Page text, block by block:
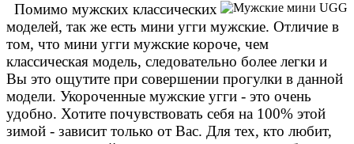
Помимо мужских классических
моделей, так же есть мини угги мужские. Отличие в
том, что мини угги мужские короче, чем
классическая модель, следовательно более легки и
Вы это ощутите при совершении прогулки в данной
модели. Укороченные мужские угги - это очень
удобно. Хотите почувствовать себя на 100% этой
зимой - зависит только от Вас. Для тех, кто любит,